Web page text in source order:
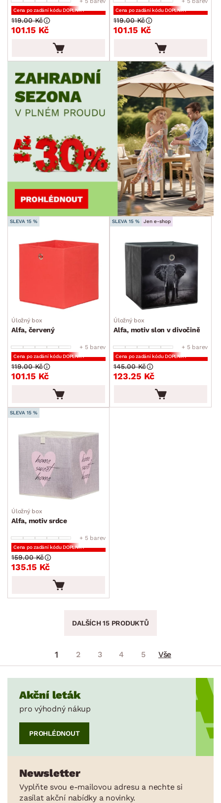
Cena po zadání kódu DOPLNKY
101.15 Kč
119.00 Kč
Cena po zadání kódu DOPLNKY
101.15 Kč
119.00 Kč
SLEVA 15 %
Úložný box
Alfa, červený
+ 5 barev
Cena po zadání kódu DOPLNKY
101.15 Kč
119.00 Kč
SLEVA 15 % Jen e-shop
Úložný box
Alfa, motiv slon v divočině
+ 5 barev
Cena po zadání kódu DOPLNKY
123.25 Kč
145.00 Kč
SLEVA 15 %
Úložný box
Alfa, motiv srdce
+ 5 barev
Cena po zadání kódu DOPLNKY
135.15 Kč
159.00 Kč
DALŠÍCH 15 PRODUKTŮ
1 2 3 4 5 Vše
Akční leták
pro výhodný nákup
PROHLÉDNOUT
Newsletter
Vyplňte svou e-mailovou adresu a nechte si
zasílat akční nabídky a novinky.